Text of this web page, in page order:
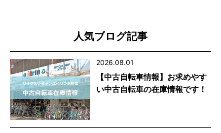
人気ブログ記事
2026.08.01
【中古自転車情報】お求めやす
い中古自転車の在庫情報です！